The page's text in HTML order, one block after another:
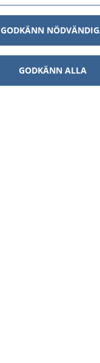
GODKÄNN
GODKÄNN ALLA